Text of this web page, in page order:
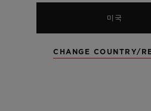
미국
CHANGE COUNTRY/